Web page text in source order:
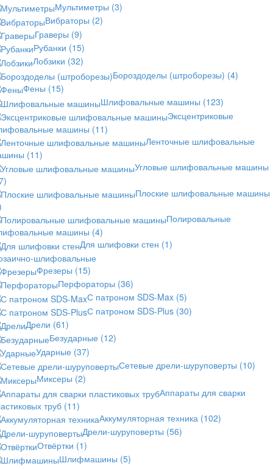
Мультиметры (3)
Вибраторы (2)
Граверы (9)
Рубанки (15)
Лобзики (32)
Бороздоделы (штроборезы) (4)
Фены (15)
Шлифовальные машины (123)
Эксцентриковые
машины (11)
Ленточные шлифовальные
(11)
Угловые шлифовальные машины
Плоские шлифовальные машины
Полировальные
машины (4)
Для шлифовки стен (1)
шлифовальные
Фрезеры (15)
Перфораторы (36)
С патроном SDS-Max (5)
С патроном SDS-Plus (30)
Дрели (61)
Безударные (12)
Ударные (37)
Сетевые дрели-шуруповерты (10)
Миксеры (2)
Аппараты для сварки
труб (11)
Аккумуляторная техника (102)
Дрели-шуруповерты (56)
Отвёртки (1)
Шлифмашины (5)